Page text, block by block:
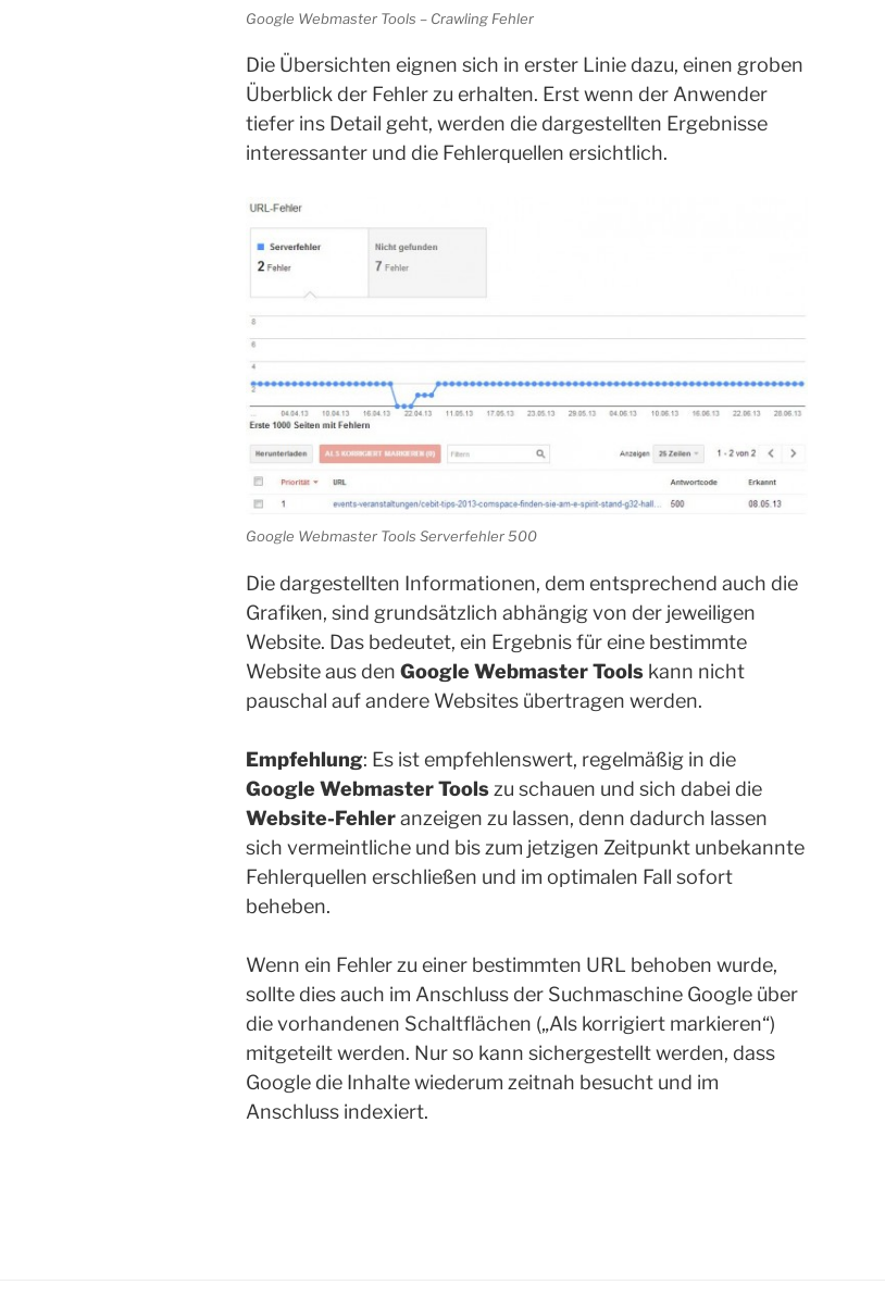
Google Webmaster Tools – Crawling Fehler
Die Übersichten eignen sich in erster Linie dazu, einen groben
Überblick der Fehler zu erhalten. Erst wenn der Anwender
tiefer ins Detail geht, werden die dargestellten Ergebnisse
interessanter und die Fehlerquellen ersichtlich.
Google Webmaster Tools Serverfehler 500
Die dargestellten Informationen, dem entsprechend auch die
Grafiken, sind grundsätzlich abhängig von der jeweiligen
Website. Das bedeutet, ein Ergebnis für eine bestimmte
Website aus den Google Webmaster Tools kann nicht
pauschal auf andere Websites übertragen werden.
Empfehlung: Es ist empfehlenswert, regelmäßig in die
Google Webmaster Tools zu schauen und sich dabei die
Website-Fehleranzeigen zu lassen, denn dadurch lassen
sich vermeintliche und bis zum jetzigen Zeitpunkt unbekannte
Fehlerquellen erschließen und im optimalen Fall sofort
beheben.
Wenn ein Fehler zu einer bestimmten URL behoben wurde,
sollte dies auch im Anschluss der Suchmaschine Google über
die vorhandenen Schaltflächen („Als korrigiert markieren“)
mitgeteilt werden. Nur so kann sichergestellt werden, dass
Google die Inhalte wiederum zeitnah besucht und im
Anschluss indexiert.